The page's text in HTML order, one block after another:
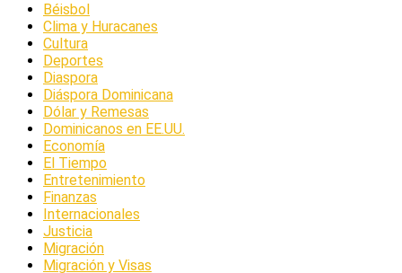
Béisbol
Clima y Huracanes
Cultura
Deportes
Diaspora
Diáspora Dominicana
Dólar y Remesas
Dominicanos en EE.UU.
Economía
El Tiempo
Entretenimiento
Finanzas
Internacionales
Justicia
Migración
Migración y Visas